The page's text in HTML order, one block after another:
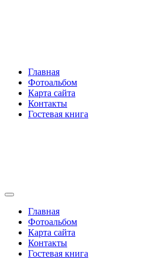
Главная
Фотоальбом
Карта сайта
Контакты
Гостевая книга
Главная
Фотоальбом
Карта сайта
Контакты
Гостевая книга